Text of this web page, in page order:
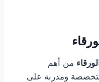
من أهم
ومدربة على